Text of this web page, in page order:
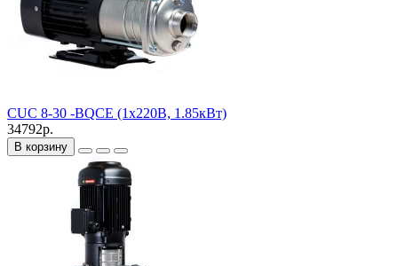
CUC 8-30 -BQCE (1х220В, 1.85кВт)
34792р.
В корзину